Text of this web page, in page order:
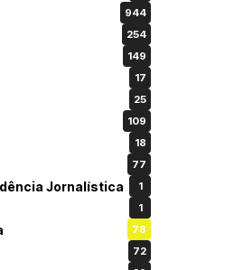
944
254
149
17
25
109
18
77
Jornalística 1
1
78
72